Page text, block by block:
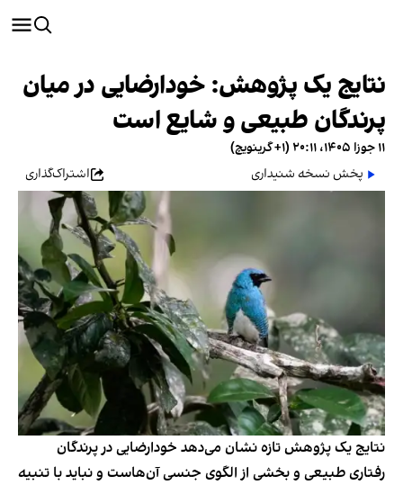
نتایج یک پژوهش: خودارضایی در میان
پرندگان طبیعی و شایع است
۱۱ جوزا ۱۴۰۵، ۲۰:۱۱ (‎+۱ گرینویچ)
پخش نسخه شنیداری
اشتراک‌گذاری
نتایج یک پژوهش تازه نشان می‌دهد خودارضایی در پرندگان
رفتاری طبیعی و بخشی از الگوی جنسی آن‌هاست و نباید با تنبیه